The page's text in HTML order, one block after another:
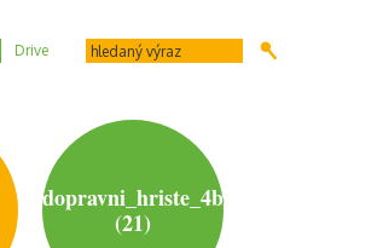
Drive
dopravni_hriste_4b
(21)